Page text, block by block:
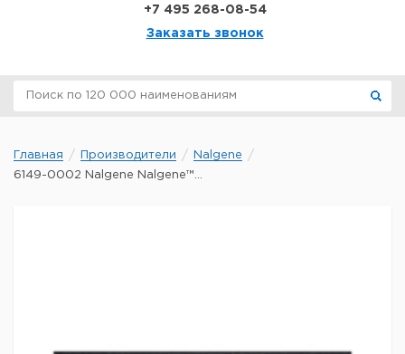
+7 495 268-08-54
Заказать звонок
Главная Производители
Nalgene
6149-0002 Nalgene Nalgene™...